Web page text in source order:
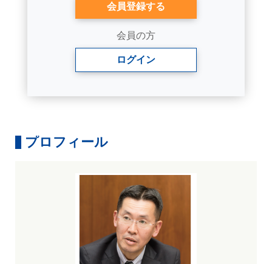
会員登録する
会員の方
ログイン
プロフィール